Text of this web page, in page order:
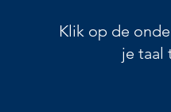
Klik op de
je taal